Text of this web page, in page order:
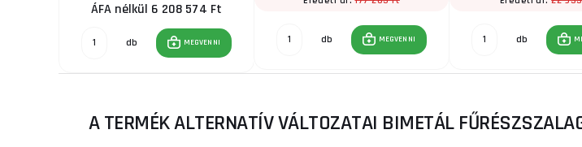
ÁFA nélkül 6 208 574 Ft
db MEGVENNI db MEGVENNI db
A TERMÉK ALTERNATÍV VÁLTOZATAI BIMETÁL